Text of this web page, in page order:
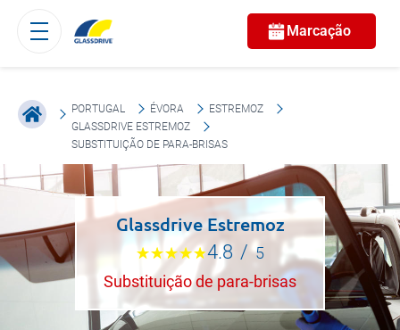
Marcação
PORTUGAL ÉVORA
ESTREMOZ
GLASSDRIVE ESTREMOZ
SUBSTITUIÇÃO DE PARA-BRISAS
Glassdrive Estremoz
4.8 / 5
Substituição de para-brisas